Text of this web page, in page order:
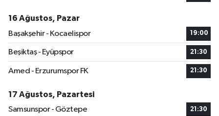
16 Ağustos, Pazar
Başakşehir - Kocaelispor
19:00
Beşiktaş - Eyüpspor 21:30
Amed - Erzurumspor FK 21:30
17 Ağustos, Pazartesi
Samsunspor - Göztepe
21:30